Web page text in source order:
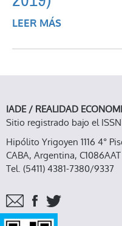
LEER MÁS
(2011-2019)
IADE / REALIDAD
Sitio registrado bajo el
Hipólito Yrigoyen 1116 4°
CABA, Argentina, C1086AAT
Tel. (5411) 4381-7380/9337